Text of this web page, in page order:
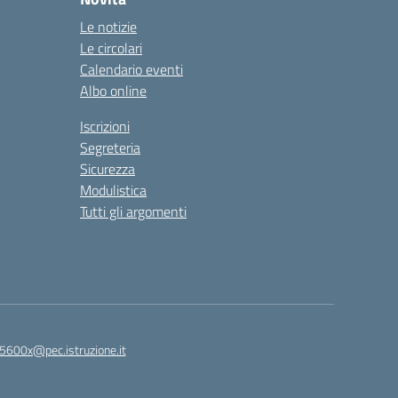
Le notizie
Le circolari
Calendario eventi
Albo online
Iscrizioni
Segreteria
Sicurezza
Modulistica
Tutti gli argomenti